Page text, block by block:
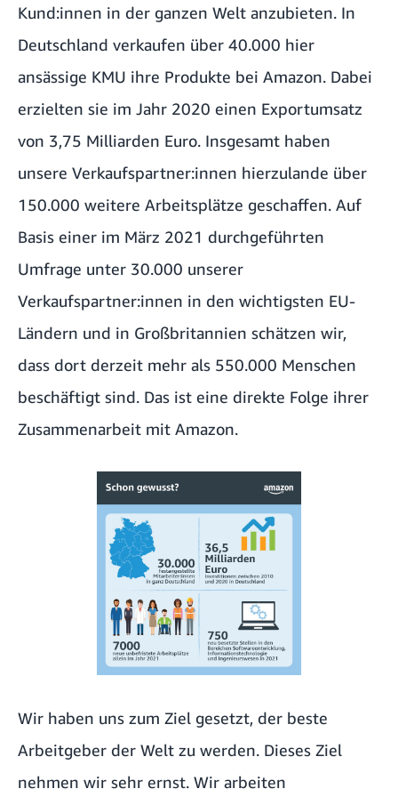
Kund:innen in der ganzen Welt anzubieten. In
Deutschland verkaufen über 40.000 hier
ansässige KMU ihre Produkte bei Amazon. Dabei
erzielten sie im Jahr 2020 einen Exportumsatz
von 3,75 Milliarden Euro. Insgesamt haben
unsere Verkaufspartner:innen hierzulande über
150.000 weitere Arbeitsplätze geschaffen. Auf
Basis einer im März 2021 durchgeführten
Umfrage unter 30.000 unserer
Verkaufspartner:innen in den wichtigsten EU-
Ländern und in Großbritannien schätzen wir,
dass dort derzeit mehr als 550.000 Menschen
beschäftigt sind. Das ist eine direkte Folge ihrer
Zusammenarbeit mit Amazon.
Wir haben uns zum Ziel gesetzt, der beste
Arbeitgeber der Welt zu werden. Dieses Ziel
nehmen wir sehr ernst. Wir arbeiten